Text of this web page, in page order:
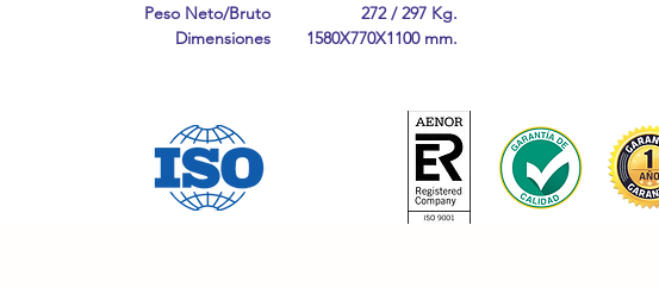
Peso Neto/Bruto
272 / 297 Kg.
Dimensiones
1580X770X1100 mm.